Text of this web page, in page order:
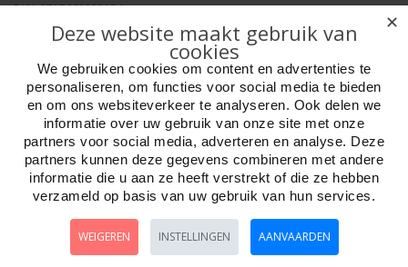
EAN: 8717662822124
Verpakkingseenheid: 10/50
Minimum afname: 1
Merk:DGT
Adviesprijs: 44.95
Aantal
✕
Deze website maakt gebruik van
cookies
We gebruiken cookies om content en advertenties te
personaliseren, om functies voor social media te bieden
en om ons websiteverkeer te analyseren. Ook delen we
informatie over uw gebruik van onze site met onze
partners voor social media, adverteren en analyse. Deze
partners kunnen deze gegevens combineren met andere
informatie die u aan ze heeft verstrekt of die ze hebben
verzameld op basis van uw gebruik van hun services.
WEIGEREN INSTELLINGEN AANVAARDEN